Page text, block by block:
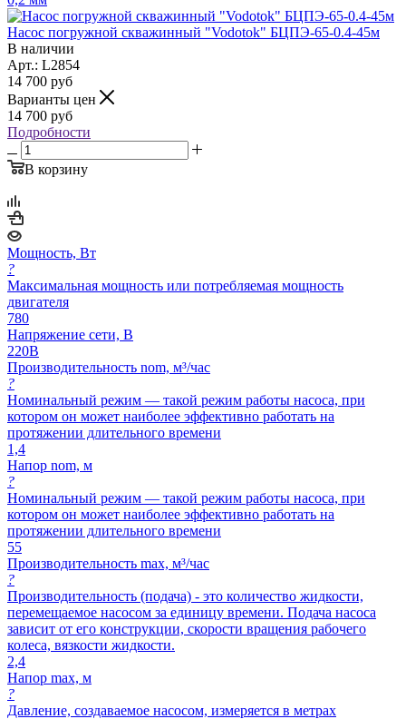
Насос погружной скважинный "Vodotok" БЦПЭ-65-0.4-45м
В наличии
Арт.: L2854
14 700 руб
Варианты цен
14 700 руб
Подробности
В корзину
Мощность, Вт
?
Максимальная мощность или потребляемая мощность
двигателя
780
Напряжение сети, В
220В
Производительность nom, м³/час
?
Номинальный режим — такой режим работы насоса, при
котором он может наиболее эффективно работать на
протяжении длительного времени
1,4
Напор nom, м
?
Номинальный режим — такой режим работы насоса, при
котором он может наиболее эффективно работать на
протяжении длительного времени
55
Производительность max, м³/час
?
Производительность (подача) - это количество жидкости,
перемещаемое насосом за единицу времени. Подача насоса
зависит от его конструкции, скорости вращения рабочего
колеса, вязкости жидкости.
2,4
Напор max, м
?
Давление, создаваемое насосом, измеряется в метрах